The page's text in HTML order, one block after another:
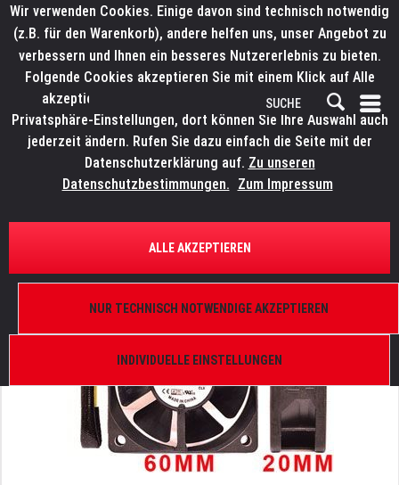
ÜBERSICHT ERSATZTEILE
ELATION 9900009376
Wir verwenden Cookies. Einige davon sind technisch notwendig
(z.B. für den Warenkorb), andere helfen uns, unser Angebot zu
verbessern und Ihnen ein besseres Nutzererlebnis zu bieten.
Folgende Cookies akzeptieren Sie mit einem Klick auf Alle
akzeptieren. Weitere Informationen finden Sie in den
Privatsphäre-Einstellungen, dort können Sie Ihre Auswahl auch
jederzeit ändern. Rufen Sie dazu einfach die Seite mit der
Datenschutzerklärung auf. Zu unseren
Datenschutzbestimmungen. Zum Impressum
INDIVIDUELLE EINSTELLUNGEN
NUR TECHNISCH NOTWENDIGE AKZEPTIEREN
ALLE AKZEPTIEREN